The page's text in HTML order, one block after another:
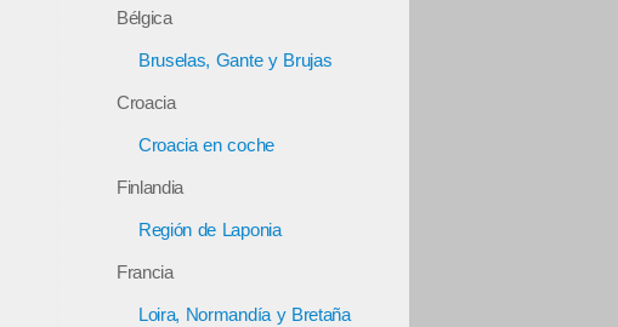
Bélgica
Bruselas, Gante y Brujas
Croacia
Croacia en coche
Finlandia
Región de Laponia
Francia
Loira, Normandía y Bretaña